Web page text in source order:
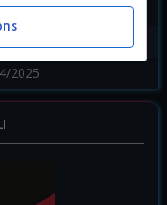
2025